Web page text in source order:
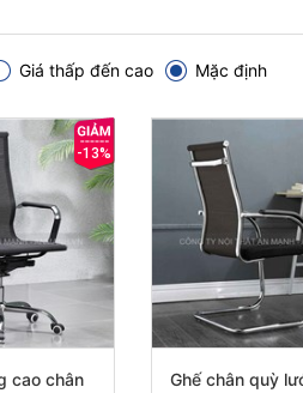
Giá thấp đến cao Mặc định
cao chân
-13%
Ghế chân quỳ